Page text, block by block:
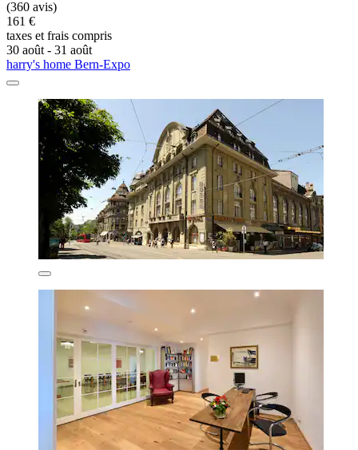
(360 avis)
161 €
taxes et frais compris
30 août - 31 août
harry's home Bern-Expo